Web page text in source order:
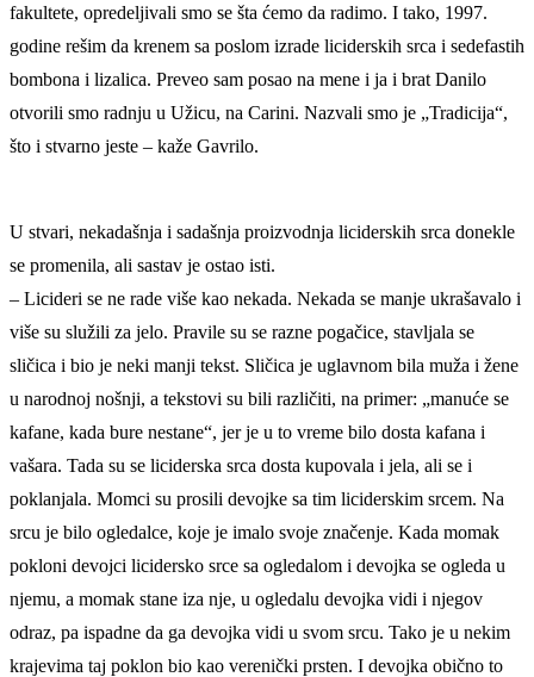
fakultete, opredeljivali smo se šta ćemo da radimo. I tako, 1997.
godine rešim da krenem sa poslom izrade liciderskih srca i sedefastih
bombona i lizalica. Preveo sam posao na mene i ja i brat Danilo
otvorili smo radnju u Užicu, na Carini. Nazvali smo je „Tradicija“,
što i stvarno jeste – kaže Gavrilo.
U stvari, nekadašnja i sadašnja proizvodnja liciderskih srca donekle
se promenila, ali sastav je ostao isti.
– Licideri se ne rade više kao nekada. Nekada se manje ukrašavalo i
više su služili za jelo. Pravile su se razne pogačice, stavljala se
sličica i bio je neki manji tekst. Sličica je uglavnom bila muža i žene
u narodnoj nošnji, a tekstovi su bili različiti, na primer: „manuće se
kafane, kada bure nestane“, jer je u to vreme bilo dosta kafana i
vašara. Tada su se liciderska srca dosta kupovala i jela, ali se i
poklanjala. Momci su prosili devojke sa tim liciderskim srcem. Na
srcu je bilo ogledalce, koje je imalo svoje značenje. Kada momak
pokloni devojci licidersko srce sa ogledalom i devojka se ogleda u
njemu, a momak stane iza nje, u ogledalu devojka vidi i njegov
odraz, pa ispadne da ga devojka vidi u svom srcu. Tako je u nekim
krajevima taj poklon bio kao verenički prsten. I devojka obično to